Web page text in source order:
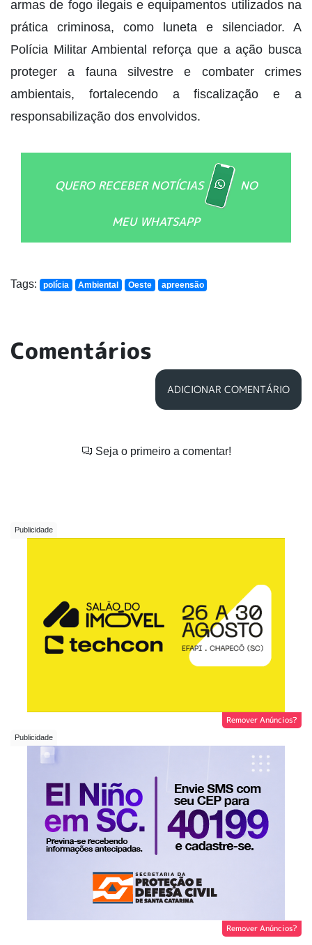
armas de fogo ilegais e equipamentos utilizados na
prática criminosa, como luneta e silenciador. A
Polícia Militar Ambiental reforça que a ação busca
proteger a fauna silvestre e combater crimes
ambientais, fortalecendo a fiscalização e a
responsabilização dos envolvidos.
QUERO RECEBER NOTÍCIAS NO
MEU WHATSAPP
Tags: polícia Ambiental Oeste apreensão
Comentários
ADICIONAR COMENTÁRIO
Seja o primeiro a comentar!
Remover Anúncios?
Remover Anúncios?